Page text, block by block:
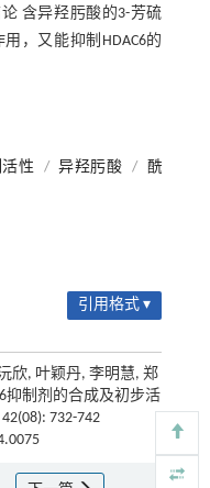
含异羟肟酸的3-芳硫
，又能抑制HDAC6的
性 / 异羟肟酸 /
酰
引用格式 ▾
欣, 叶颖丹, 李明慧, 郑
抑制剂的合成及初步活
732-742